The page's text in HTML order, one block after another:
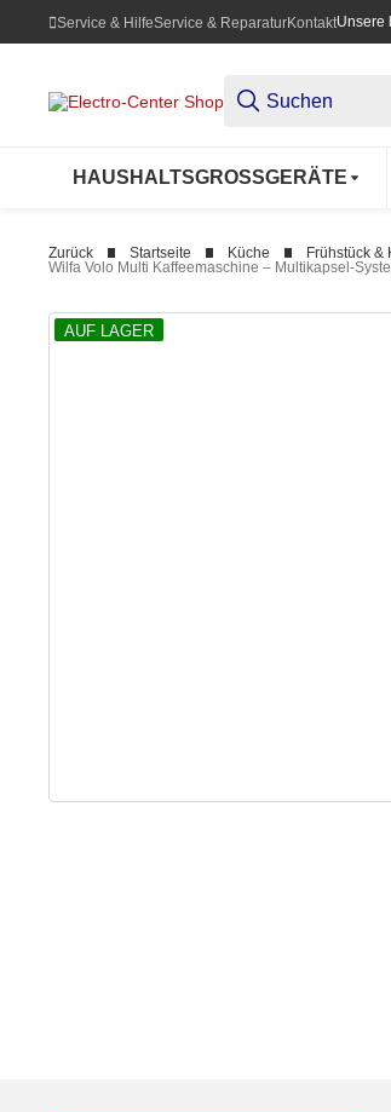
Service & HilfeService & ReparaturKontaktUnsere
HAUSHALTSGROSSGERÄTE
Zurück Startseite Küche Frühstück &
Wilfa Volo Multi Kaffeemaschine – Multikapsel-
AUF LAGER